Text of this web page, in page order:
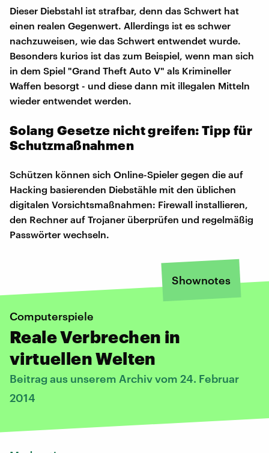
Dieser Diebstahl ist strafbar, denn das Schwert hat
einen realen Gegenwert. Allerdings ist es schwer
nachzuweisen, wie das Schwert entwendet wurde.
Besonders kurios ist das zum Beispiel, wenn man sich
in dem Spiel "Grand Theft Auto V" als Krimineller
Waffen besorgt - und diese dann mit illegalen Mitteln
wieder entwendet werden.
Solang Gesetze nicht greifen: Tipp für
Schutzmaßnahmen
Schützen können sich Online-Spieler gegen die auf
Hacking basierenden Diebstähle mit den üblichen
digitalen Vorsichtsmaßnahmen: Firewall installieren,
den Rechner auf Trojaner überprüfen und regelmäßig
Passwörter wechseln.
Shownotes
Computerspiele
Reale Verbrechen in
virtuellen Welten
Beitrag aus unserem Archiv vom 24. Februar
2014